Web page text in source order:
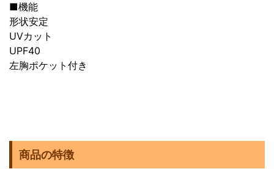
■機能
形状安定
UVカット
UPF40
左胸ポケット付き
商品の特徴